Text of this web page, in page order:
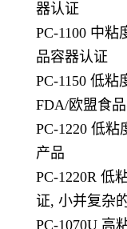
器认证
PC-1100 中
品容器认证
PC-1150 低粘
FDA/欧盟食
PC-1220 低
产品
PC-1220R 低
证, 小并复杂
PC-1070U 高